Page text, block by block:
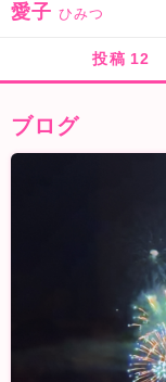
愛子 ひみつ
投稿 12
ブログ